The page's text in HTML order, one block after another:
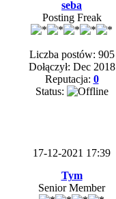
seba
Posting Freak
Liczba postów: 905
Dołączył: Dec 2018
Reputacja: 0
Status:
17-12-2021 17:39
Tym
Senior Member